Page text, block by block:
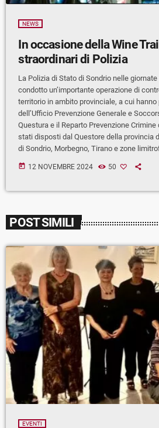
NEWS
In occasione della Wine
straordinari di Polizia
La Polizia di Stato di Sondrio nelle
condotto un’importante operazione di
territorio in ambito provinciale, a cui
dell’Ufficio Prevenzione Generale e
Questura e il Reparto Prevenzione
stati disposti dal Questore della provincia
di Sondrio, Morbegno, Tirano e zone
today 12 NOVEMBRE 2024 50
POST SIMILI
EVENTI